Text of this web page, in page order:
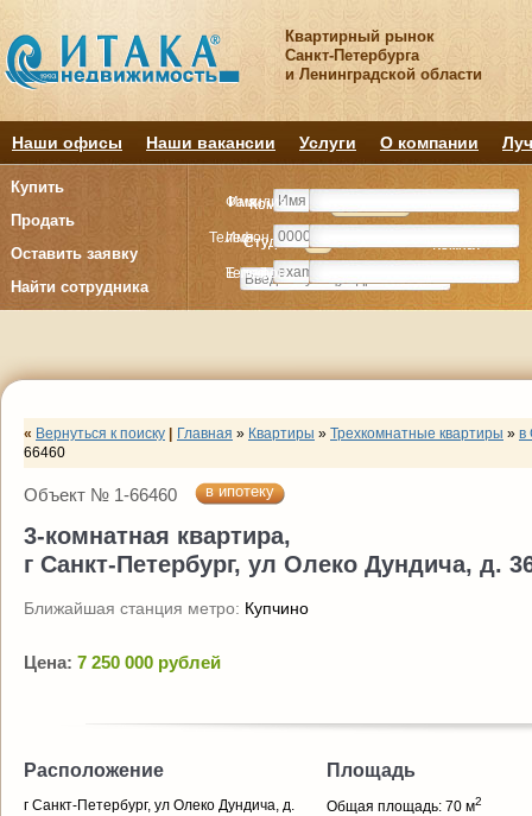
Квартирный рынок
Санкт-Петербурга
и Ленинградской области
Наши офисы Наши вакансии Услуги О компании
Купить
Продать
Оставить заявку
Найти сотрудника
Комнату
Студия Комнат
Комнату
Студия Комнат
Имя
Телефон
E-mail
Фамилия
Имя
Телефон
« Вернуться к поиску Главная » Квартиры » Трехкомнатные квартиры » в
66460
Объект № 1-66460 в ипотеку
3-комнатная квартира,
г Санкт-Петербург, ул Олеко Дундича, д.
Ближайшая станция метро: Купчино
Цена: 7 250 000 рублей
Расположение
г Санкт-Петербург, ул Олеко Дундича, д.
Площадь
Общая площадь: 70 м2